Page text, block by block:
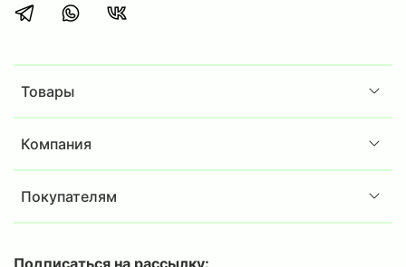
Товары
Компания
Покупателям
Подписаться на рассылку: